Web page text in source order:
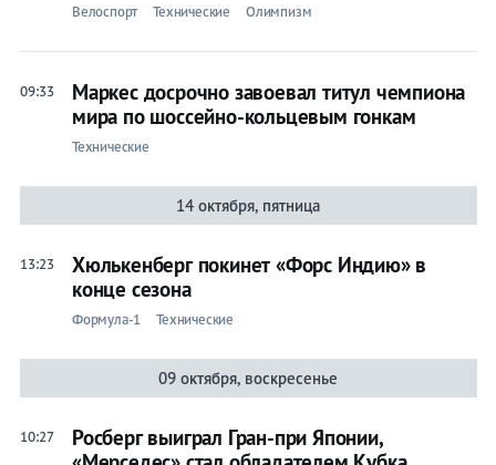
Велоспорт Технические Олимпизм
09:33
Маркес досрочно завоевал титул чемпиона
мира по шоссейно-кольцевым гонкам
Технические
14 октября, пятница
13:23
Хюлькенберг покинет «Форс Индию» в
конце сезона
Формула-1 Технические
09 октября, воскресенье
10:27
Росберг выиграл Гран-при Японии,